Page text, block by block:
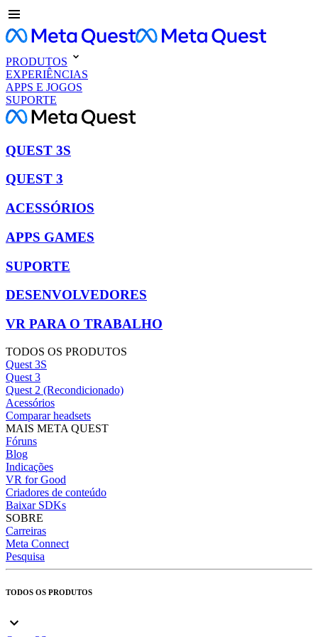
PRODUTOS
EXPERIÊNCIAS
APPS E JOGOS
SUPORTE
QUEST 3S
QUEST 3
ACESSÓRIOS
APPS GAMES
SUPORTE
DESENVOLVEDORES
VR PARA O TRABALHO
TODOS OS PRODUTOS
Quest 3S
Quest 3
Quest 2 (Recondicionado)
Acessórios
Comparar headsets
MAIS META QUEST
Fóruns
Blog
Indicações
VR for Good
Criadores de conteúdo
Baixar SDKs
SOBRE
Carreiras
Meta Connect
Pesquisa
TODOS OS PRODUTOS